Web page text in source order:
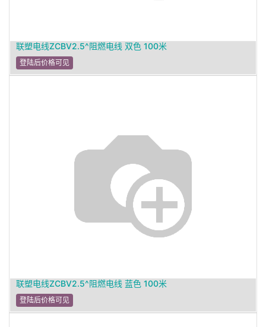
联塑电线ZCBV2.5^阻燃电线 双色 100米
登陆后价格可见
联塑电线ZCBV2.5^阻燃电线 蓝色 100米
登陆后价格可见